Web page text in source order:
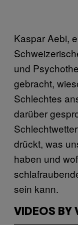
Kaspar Aebi,
und
gebracht,
Schlechtes
darüber
drückt, was
haben und
sein kann.
VIDEOS BY